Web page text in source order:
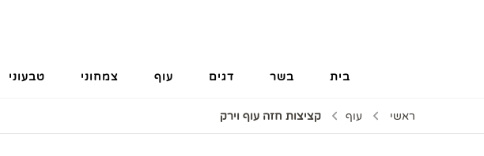
בית בשר דגים עוף צמחוני טבעוני
ראשי עוף קציצות חזה עוף וירק